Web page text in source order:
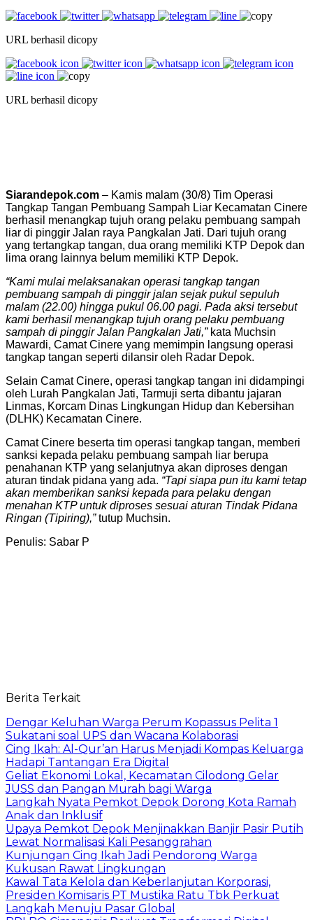
URL berhasil dicopy
URL berhasil dicopy
Siarandepok.com – Kamis malam (30/8) Tim Operasi
Tangkap Tangan Pembuang Sampah Liar Kecamatan Cinere
berhasil menangkap tujuh orang pelaku pembuang sampah
liar di pinggir Jalan raya Pangkalan Jati. Dari tujuh orang
yang tertangkap tangan, dua orang memiliki KTP Depok dan
lima orang lainnya belum memiliki KTP Depok.
“Kami mulai melaksanakan operasi tangkap tangan
pembuang sampah di pinggir jalan sejak pukul sepuluh
malam (22.00) hingga pukul 06.00 pagi. Pada aksi tersebut
kami berhasil menangkap tujuh orang pelaku pembuang
sampah di pinggir Jalan Pangkalan Jati,” kata Muchsin
Mawardi, Camat Cinere yang memimpin langsung operasi
tangkap tangan seperti dilansir oleh Radar Depok.
Selain Camat Cinere, operasi tangkap tangan ini didampingi
oleh Lurah Pangkalan Jati, Tarmuji serta dibantu jajaran
Linmas, Korcam Dinas Lingkungan Hidup dan Kebersihan
(DLHK) Kecamatan Cinere.
Camat Cinere beserta tim operasi tangkap tangan, memberi
sanksi kepada pelaku pembuang sampah liar berupa
penahanan KTP yang selanjutnya akan diproses dengan
aturan tindak pidana yang ada. “Tapi siapa pun itu kami tetap
akan memberikan sanksi kepada para pelaku dengan
menahan KTP untuk diproses sesuai aturan Tindak Pidana
Ringan (Tipiring),”tutup Muchsin.
Penulis: Sabar P
Berita Terkait
Dengar Keluhan Warga Perum Kopassus Pelita 1
Sukatani soal UPS dan Wacana Kolaborasi
Cing Ikah: Al-Qur’an Harus Menjadi Kompas Keluarga
Hadapi Tantangan Era Digital
Geliat Ekonomi Lokal, Kecamatan Cilodong Gelar
JUSS dan Pangan Murah bagi Warga
Langkah Nyata Pemkot Depok Dorong Kota Ramah
Anak dan Inklusif
Upaya Pemkot Depok Menjinakkan Banjir Pasir Putih
Lewat Normalisasi Kali Pesanggrahan
Kunjungan Cing Ikah Jadi Pendorong Warga
Kukusan Rawat Lingkungan
Kawal Tata Kelola dan Keberlanjutan Korporasi,
Presiden Komisaris PT Mustika Ratu Tbk Perkuat
Langkah Menuju Pasar Global